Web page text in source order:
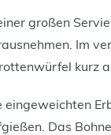
großen
Im
kurz
eingeweichten
Das